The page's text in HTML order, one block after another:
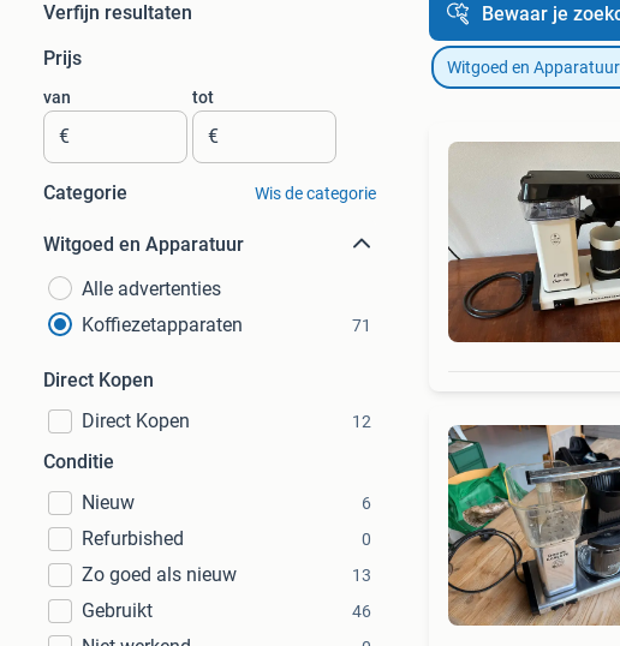
Verfijn resultaten
Prijs
van
€
tot
€
Categorie Wis de categorie
Witgoed en Apparatuur
Alle advertenties
Koffiezetapparaten
71
Direct Kopen
Direct Kopen
12
Conditie
Nieuw
6
Refurbished 0
Zo goed als nieuw 13
Gebruikt 46
Bewaar je
Witgoed en Apparatuur